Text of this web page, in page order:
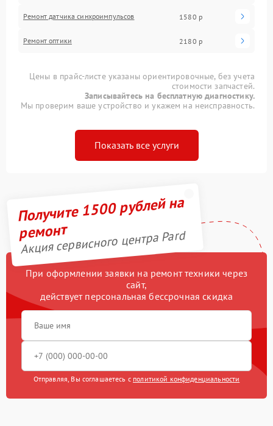
Ремонт датчика синхроимпульсов 1580 р
Ремонт оптики 2180 р
Цены в прайс-листе указаны ориентировочные, без учета
стоимости запчастей.
Записывайтесь на бесплатную диагностику.
Мы проверим ваше устройство и укажем на неисправность.
Показать все услуги
Получите 1500 рублей на
ремонт
Акция сервисного центра Pard
При оформлении заявки на ремонт техники через
сайт,
действует персональная бессрочная скидка
Отправляя, Вы соглашаетесь с политикой конфиденциальности